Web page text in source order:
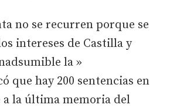
no se recurren porque se
intereses de Castilla y
la »
que hay 200 sentencias en
a la última memoria del